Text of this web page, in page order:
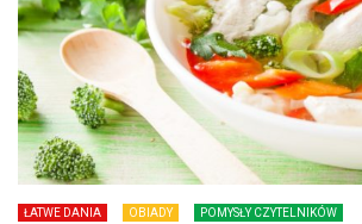
ŁATWE DANIA OBIADY POMYSŁY CZYTELNIKÓW